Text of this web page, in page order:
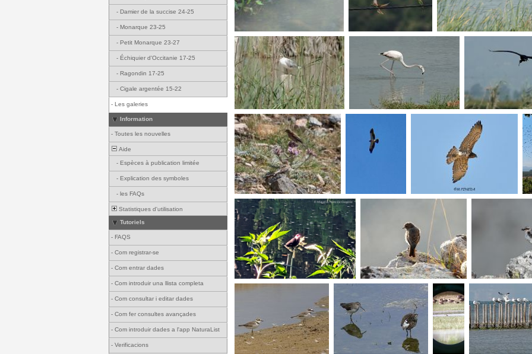
- Damier de la succise 24-25
- Monarque 23-25
- Petit Monarque 23-27
- Échiquier d'Occitanie 17-25
- Ragondin 17-25
- Cigale argentée 15-22
- Les galeries
Information
- Toutes les nouvelles
Aide
- Espèces à publication limitée
- Explication des symboles
- les FAQs
Statistiques d'utilisation
Tutoriels
- FAQS
- Com registrar-se
- Com entrar dades
- Com introduir una llista completa
- Com consultar i editar dades
- Com fer consultes avançades
- Com introduir dades a l'app NaturaList
- Verificacions